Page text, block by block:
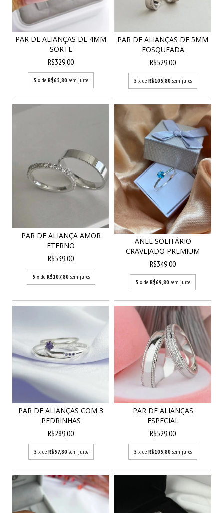
PAR DE ALIANÇAS DE 4MM
SORTE
R$329,00
5 x de R$65,80 sem juros
PAR DE ALIANÇAS DE 5MM
FOSQUEADA
R$529,00
5 x de R$105,80 sem juros
PAR DE ALIANÇA AMOR
ETERNO
R$539,00
5 x de R$107,80 sem juros
ANEL SOLITÁRIO
CRAVEJADO PREMIUM
R$349,00
5 x de R$69,80 sem juros
PAR DE ALIANÇAS COM 3
PEDRINHAS
R$289,00
5 x de R$57,80 sem juros
PAR DE ALIANÇAS
ESPECIAL
R$529,00
5 x de R$105,80 sem juros